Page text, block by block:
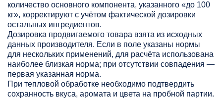
количество основного компонента, указанного «до 100
кг», корректируют с учётом фактической дозировки
остальных ингредиентов.
Дозировка продвигаемого товара взята из исходных
данных производителя. Если в поле указаны нормы
для нескольких применений, для расчёта использована
наиболее близкая норма; при отсутствии совпадения —
первая указанная норма.
При тепловой обработке необходимо подтвердить
сохранность вкуса, аромата и цвета на пробной партии.